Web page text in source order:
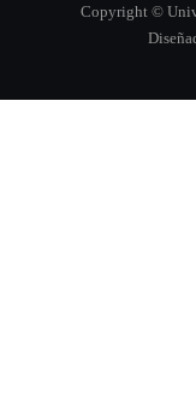
Copyright ©